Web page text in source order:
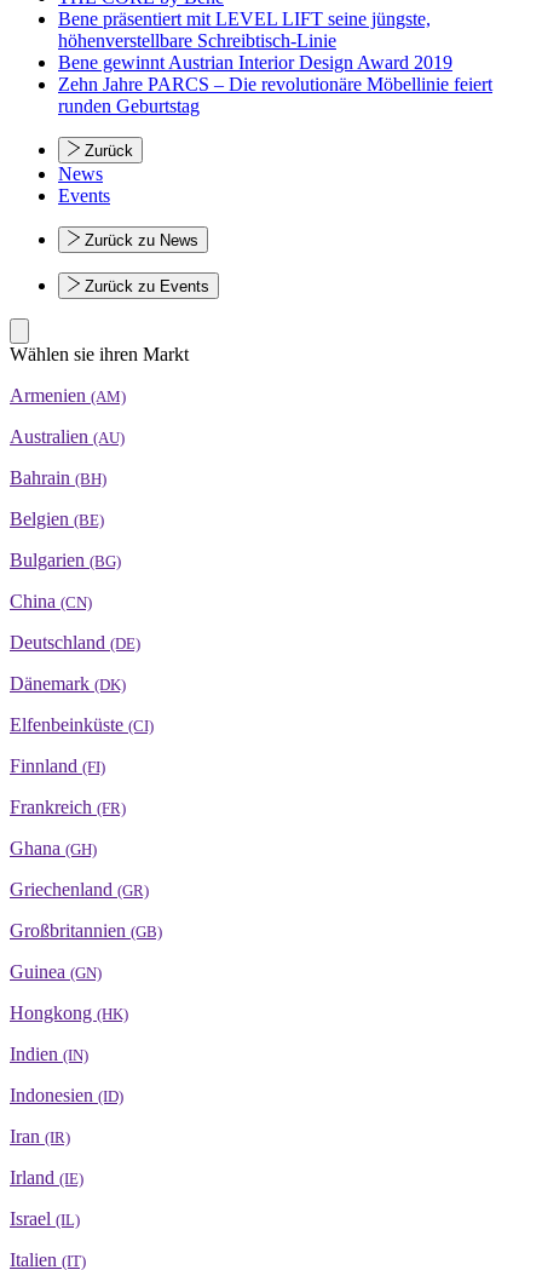
Bene präsentiert mit LEVEL LIFT seine jüngste,
höhenverstellbare Schreibtisch-Linie
Bene gewinnt Austrian Interior Design Award 2019
Zehn Jahre PARCS – Die revolutionäre Möbellinie feiert
runden Geburtstag
Zurück
News
Events
Zurück zu News
Zurück zu Events
Wählen sie ihren Markt
Armenien (AM)
Australien (AU)
Bahrain (BH)
Belgien (BE)
Bulgarien (BG)
China (CN)
Deutschland (DE)
Dänemark (DK)
Elfenbeinküste (CI)
Finnland (FI)
Frankreich (FR)
Ghana (GH)
Griechenland (GR)
Großbritannien (GB)
Guinea (GN)
Hongkong (HK)
Indien (IN)
Indonesien (ID)
Iran (IR)
Irland (IE)
Israel (IL)
Italien (IT)